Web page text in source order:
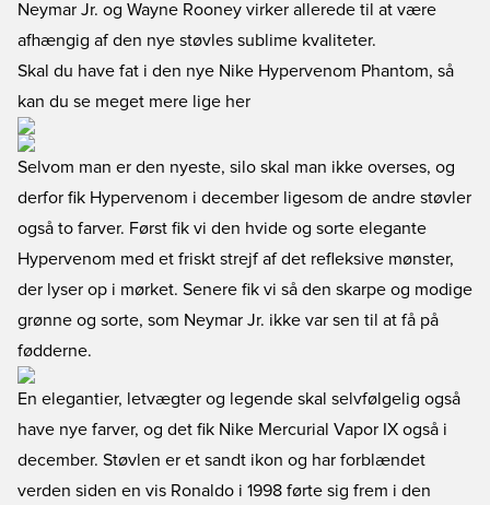
Neymar Jr. og Wayne Rooney virker allerede til at være
afhængig af den nye støvles sublime kvaliteter.
Skal du have fat i den nye Nike Hypervenom Phantom, så
kan du se meget mere lige her
Selvom man er den nyeste, silo skal man ikke overses, og
derfor fik Hypervenom i december ligesom de andre støvler
også to farver. Først fik vi den hvide og sorte elegante
Hypervenom med et friskt strejf af det refleksive mønster,
der lyser op i mørket. Senere fik vi så den skarpe og modige
grønne og sorte, som Neymar Jr. ikke var sen til at få på
fødderne.
En elegantier, letvægter og legende skal selvfølgelig også
have nye farver, og det fik Nike Mercurial Vapor IX også i
december. Støvlen er et sandt ikon og har forblændet
verden siden en vis Ronaldo i 1998 førte sig frem i den